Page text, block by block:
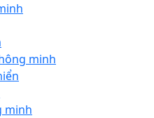
minh
minh